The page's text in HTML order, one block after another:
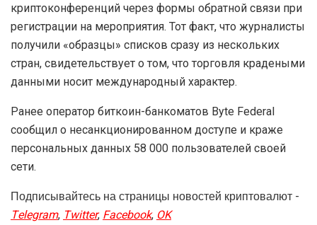
криптоконференций через формы обратной связи при
регистрации на мероприятия. Тот факт, что журналисты
получили «образцы» списков сразу из нескольких
стран, свидетельствует о том, что торговля крадеными
данными носит международный характер.
Ранее оператор биткоин-банкоматов Byte Federal
сообщил о несанкционированном доступе и краже
персональных данных 58 000 пользователей своей
сети.
Подписывайтесь на страницы новостей криптовалют -
Telegram,Twitter,Facebook,OK